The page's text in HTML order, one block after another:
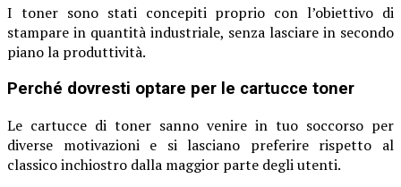
I toner sono stati concepiti proprio con l’obiettivo di
stampare in quantità industriale, senza lasciare in secondo
piano la produttività.
Perché dovresti optare per le cartucce toner
Le cartucce di toner sanno venire in tuo soccorso per
diverse motivazioni e si lasciano preferire rispetto al
classico inchiostro dalla maggior parte degli utenti.